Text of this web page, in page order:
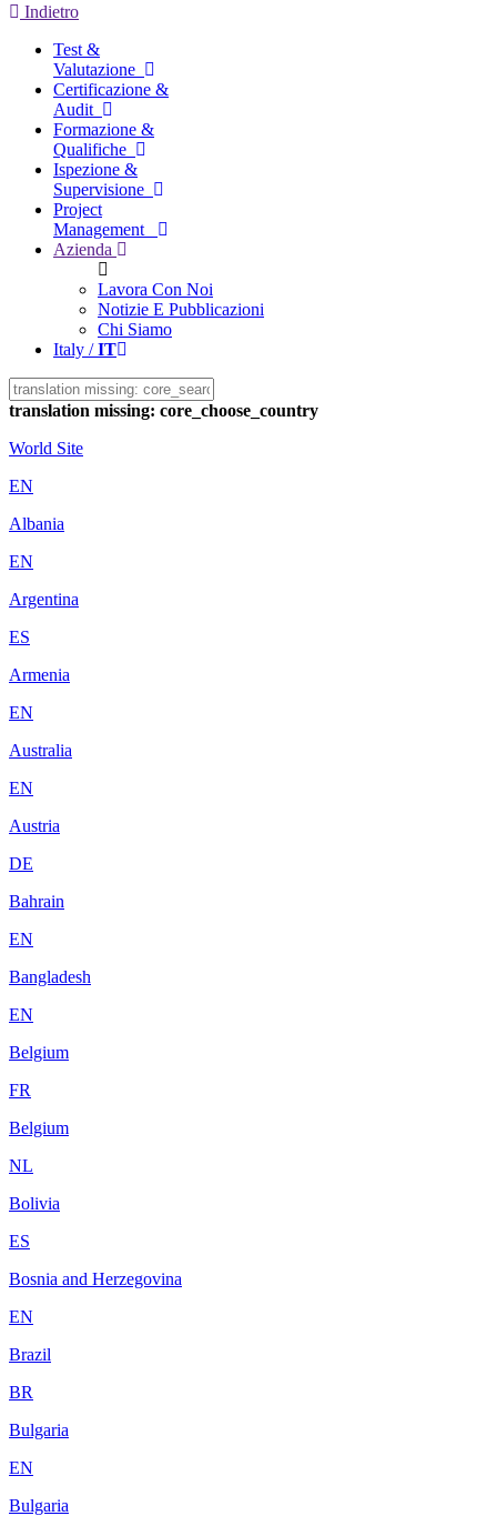
Indietro
Test &
Valutazione
Certificazione &
Audit
Formazione &
Qualifiche
Ispezione &
Supervisione
Project
Management
Azienda
Lavora Con Noi
Notizie E Pubblicazioni
Chi Siamo
Italy /IT
translation missing: core_choose_country
World Site
EN
Albania
EN
Argentina
ES
Armenia
EN
Australia
EN
Austria
DE
Bahrain
EN
Bangladesh
EN
Belgium
FR
Belgium
NL
Bolivia
ES
Bosnia and Herzegovina
EN
Brazil
BR
Bulgaria
EN
Bulgaria